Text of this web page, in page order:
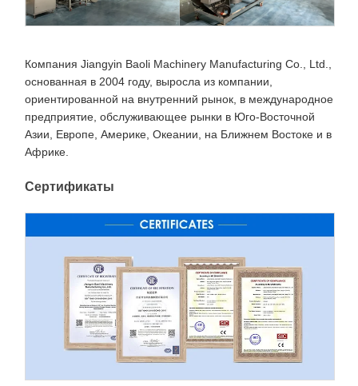
Компания Jiangyin Baoli Machinery Manufacturing Co., Ltd.,
основанная в 2004 году, выросла из компании,
ориентированной на внутренний рынок, в международное
предприятие, обслуживающее рынки в Юго-Восточной
Азии, Европе, Америке, Океании, на Ближнем Востоке и в
Африке.
Сертификаты